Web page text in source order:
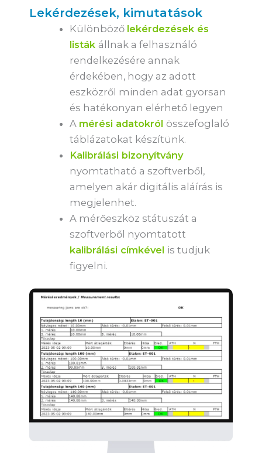
Lekérdezések, kimutatások
Különböző lekérdezések és
listák állnak a felhasználó
rendelkezésére annak
érdekében, hogy az adott
eszközről minden adat gyorsan
és hatékonyan elérhető legyen
A mérési adatokról összefoglaló
táblázatokat készítünk.
Kalibrálási bizonyítvány
nyomtatható a szoftverből,
amelyen akár digitális aláírás is
megjelenhet.
A mérőeszköz státuszát a
szoftverből nyomtatott
kalibrálási címkével is tudjuk
figyelni.